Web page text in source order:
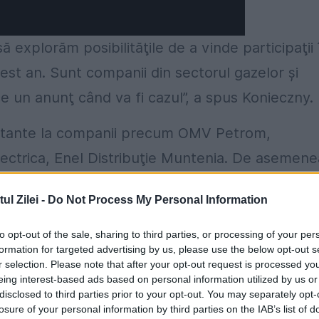
Zilei - Do Not Process My Personal Information
opt-out of the sale, sharing to third parties, or processing of your
for targeted advertising by us, please use the below opt-out
selection. Please note that after your opt-out request is processed
interest-based ads based on personal information utilized by us
to third parties prior to your opt-out. You may separately
of your personal information by third parties on the IAB’s list of
explorăm posibilităţile de a vinde participaţii
an. Sunt companii din sectorul gazelor şi
anunţ când va fi cazul”, a spus Konieczny.
la companii precum OMV Petrom,
Enel Distribuţie Muntenia. De
Emerging Markets, Mark Mobius, a
actuală din Europa să influențeze negativ
pachete de acţiuni în companii energetice.
cum o prezintă media. UE este puternică şi
pentru investiţii au crescut, nu au